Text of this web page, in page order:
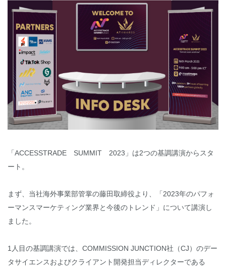
「ACCESSTRADE SUMMIT 2023」は2つの基調講演からスタ
ート。
まず、当社海外事業部管掌の藤田取締役より、「2023年のパフォ
ーマンスマーケティング業界と今後のトレンド」について講演し
ました。
1人目の基調講演では、COMMISSION JUNCTION社（CJ）のデー
タサイエンスおよびクライアント開発担当ディレクターである